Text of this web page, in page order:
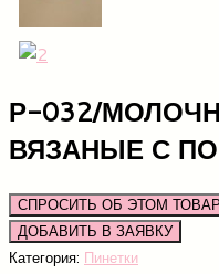
Р-032/
ВЯЗАНЫЕ С
СПРОСИТЬ ОБ ЭТОМ
Категория: Пинетки